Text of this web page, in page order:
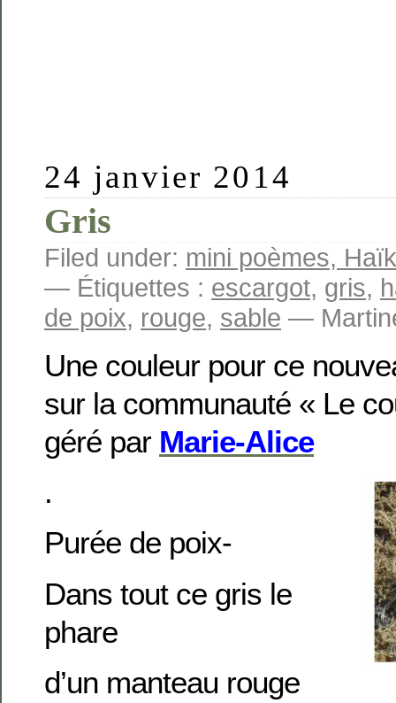
24 janvier 2014
Gris
Filed under: mini poèmes,
— Étiquettes : escargot, gris,
de poix, rouge, sable —
Une couleur pour ce
sur la communauté « Le
géré par Marie-Alice
.
Purée de poix-
Dans tout ce gris le
phare
d’un manteau rouge